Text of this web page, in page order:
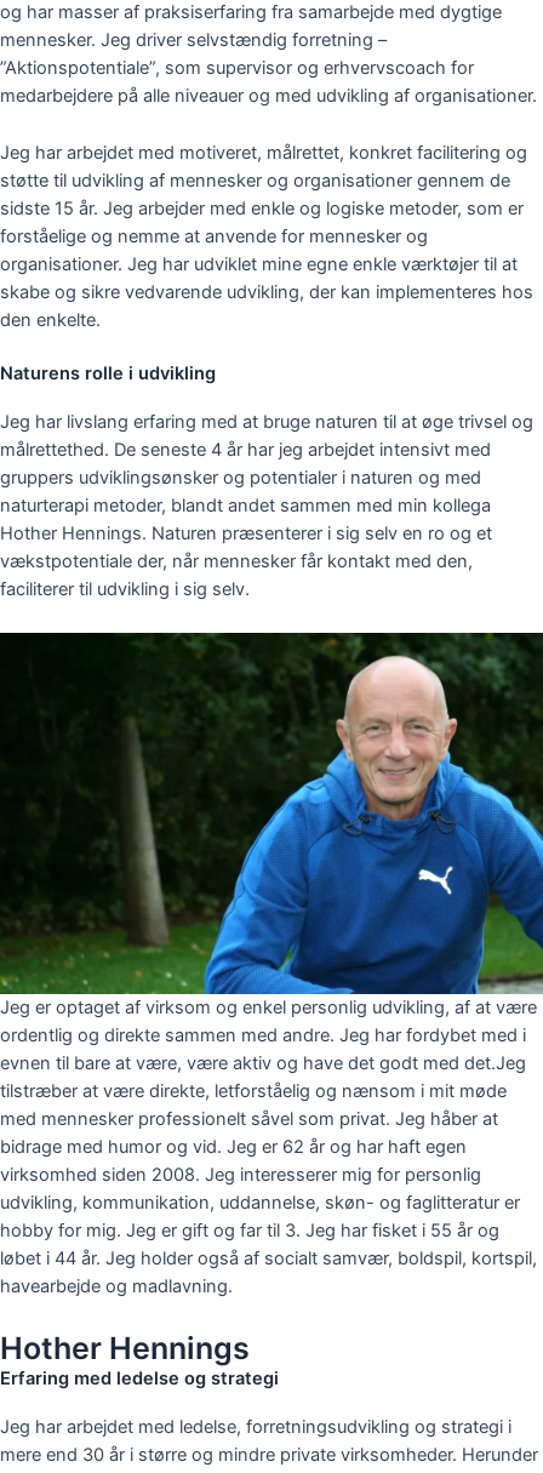
og har masser af praksiserfaring fra samarbejde med dygtige
mennesker. Jeg driver selvstændig forretning –
”Aktionspotentiale”, som supervisor og erhvervscoach for
medarbejdere på alle niveauer og med udvikling af organisationer.
Jeg har arbejdet med motiveret, målrettet, konkret facilitering og
støtte til udvikling af mennesker og organisationer gennem de
sidste 15 år. Jeg arbejder med enkle og logiske metoder, som er
forståelige og nemme at anvende for mennesker og
organisationer. Jeg har udviklet mine egne enkle værktøjer til at
skabe og sikre vedvarende udvikling, der kan implementeres hos
den enkelte.
Naturens rolle i udvikling
Jeg har livslang erfaring med at bruge naturen til at øge trivsel og
målrettethed. De seneste 4 år har jeg arbejdet intensivt med
gruppers udviklingsønsker og potentialer i naturen og med
naturterapi metoder, blandt andet sammen med min kollega
Hother Hennings. Naturen præsenterer i sig selv en ro og et
vækstpotentiale der, når mennesker får kontakt med den,
faciliterer til udvikling i sig selv.
Jeg er optaget af virksom og enkel personlig udvikling, af at være
ordentlig og direkte sammen med andre. Jeg har fordybet med i
evnen til bare at være, være aktiv og have det godt med det.Jeg
tilstræber at være direkte, letforståelig og nænsom i mit møde
med mennesker professionelt såvel som privat. Jeg håber at
bidrage med humor og vid. Jeg er 62 år og har haft egen
virksomhed siden 2008. Jeg interesserer mig for personlig
udvikling, kommunikation, uddannelse, skøn- og faglitteratur er
hobby for mig. Jeg er gift og far til 3. Jeg har fisket i 55 år og
løbet i 44 år. Jeg holder også af socialt samvær, boldspil, kortspil,
havearbejde og madlavning.
Hother Hennings
Erfaring med ledelse og strategi
Jeg har arbejdet med ledelse, forretningsudvikling og strategi i
mere end 30 år i større og mindre private virksomheder. Herunder